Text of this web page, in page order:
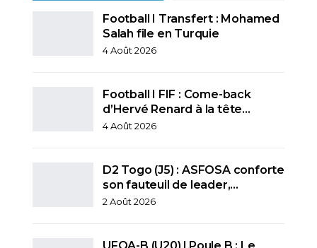
Football I Transfert : Mohamed
Salah file en Turquie
4 Août 2026
Football I FIF : Come-back
d’Hervé Renard à la tête…
4 Août 2026
D2 Togo (J5) : ASFOSA conforte
son fauteuil de leader,…
2 Août 2026
UFOA-B (U20) l Poule B : Le